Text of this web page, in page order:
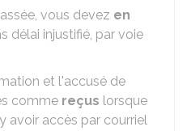
vous devez en
délai injustifié, par voie
et l'accusé de
comme reçus lorsque
avoir accès par courriel